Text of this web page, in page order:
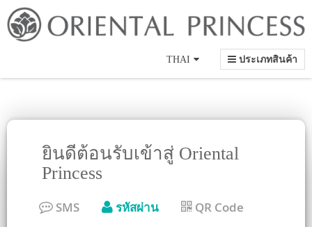
ประเภทสินค้า
THAI
ยินดีต้อนรับเข้าสู่ Oriental
Princess
SMS รหัสผ่าน QR Code